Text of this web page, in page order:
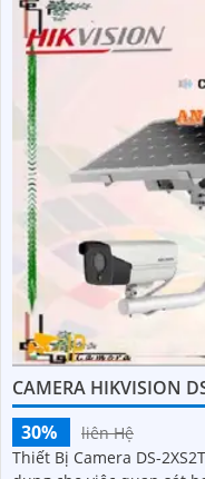
CAMERA HIKVISION
30%
liên Hệ
Thiết Bị Camera DS-